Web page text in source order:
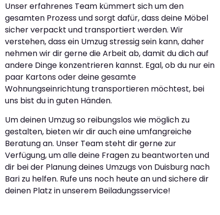
Unser erfahrenes Team kümmert sich um den
gesamten Prozess und sorgt dafür, dass deine Möbel
sicher verpackt und transportiert werden. Wir
verstehen, dass ein Umzug stressig sein kann, daher
nehmen wir dir gerne die Arbeit ab, damit du dich auf
andere Dinge konzentrieren kannst. Egal, ob du nur ein
paar Kartons oder deine gesamte
Wohnungseinrichtung transportieren möchtest, bei
uns bist du in guten Händen.
Um deinen Umzug so reibungslos wie möglich zu
gestalten, bieten wir dir auch eine umfangreiche
Beratung an. Unser Team steht dir gerne zur
Verfügung, um alle deine Fragen zu beantworten und
dir bei der Planung deines Umzugs von Duisburg nach
Bari zu helfen. Rufe uns noch heute an und sichere dir
deinen Platz in unserem Beiladungsservice!